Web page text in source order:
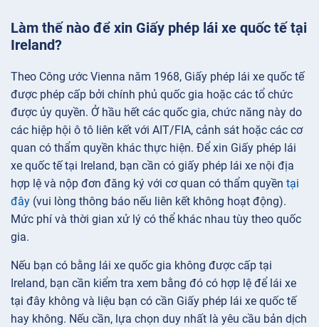
Làm thế nào để xin Giấy phép lái xe quốc tế tại
Ireland?
Theo Công ước Vienna năm 1968, Giấy phép lái xe quốc tế
được phép cấp bởi chính phủ quốc gia hoặc các tổ chức
được ủy quyền. Ở hầu hết các quốc gia, chức năng này do
các hiệp hội ô tô liên kết với AIT/FIA, cảnh sát hoặc các cơ
quan có thẩm quyền khác thực hiện. Để xin Giấy phép lái
xe quốc tế tại Ireland, bạn cần có giấy phép lái xe nội địa
hợp lệ và nộp đơn đăng ký với cơ quan có thẩm quyền tại
đây (vui lòng thông báo nếu liên kết không hoạt động).
Mức phí và thời gian xử lý có thể khác nhau tùy theo quốc
gia.
Nếu bạn có bằng lái xe quốc gia không được cấp tại
Ireland, bạn cần kiểm tra xem bằng đó có hợp lệ để lái xe
tại đây không và liệu bạn có cần Giấy phép lái xe quốc tế
hay không. Nếu cần, lựa chọn duy nhất là yêu cầu bản dịch